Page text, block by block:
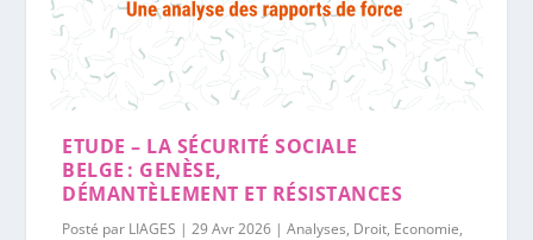
ETUDE – LA SÉCURITÉ SOCIALE
BELGE : GENÈSE,
DÉMANTÈLEMENT ET RÉSISTANCES
Posté par LIAGES |29 Avr 2026 |Analyses, Droit, Economie,